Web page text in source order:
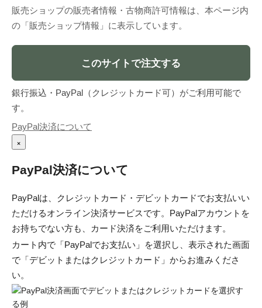
販売ショップの販売者情報・古物商許可情報は、本ページ内
の「販売ショップ情報」に表示しています。
このサイトで注文する
銀行振込・PayPal（クレジットカード可）がご利用可能で
す。
PayPal決済について
×
PayPal決済について
PayPalは、クレジットカード・デビットカードでお支払いい
ただけるオンライン決済サービスです。PayPalアカウントを
お持ちでない方も、カード決済をご利用いただけます。
カート内で「PayPalでお支払い」を選択し、表示された画面
で「デビットまたはクレジットカード」からお進みくださ
い。